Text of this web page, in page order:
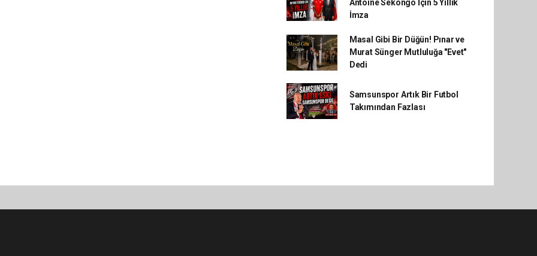
Antoine Sekongo İçin 5 Yıllık
İmza
Masal Gibi Bir Düğün! Pınar ve
Murat Sünger Mutluluğa "Evet"
Dedi
Samsunspor Artık Bir Futbol
Takımından Fazlası